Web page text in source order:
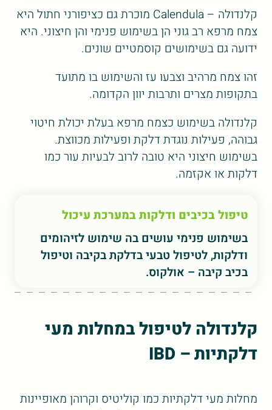
קלנדולה – Calendula מוכרת גם כציפורני חתול היא
צמח מרפא רב גוני הן בשימוש פנימי והן חיצוני. היא
ידועה גם בשימושים קוסמטיים שונים.
זהו צמח מרהיב וצבעו עז והשימוש בו מתועד
בתקופות מצרים ותרבות יוון הקדומה.
קלנדולה בשימוש כצמח מרפא בעלת יכולת חיטוי
גבוהה, פעילות נוגדת דלקת ופעילות מכווצת.
בשימוש חיצוני היא טובה לרוב לבעיות עור כמו
דלקות או אקזמה.
טיפול בכיבים ודלקות במערכת עיכול
בשימוש פנימי עושים בה שימוש לזיהומים
ודלקות, לטיפול טבעי בדלקת בקיבה וטיפול
בכיב קיבה – אולקוס.
קלנדולה לטיפול במחלות מעי
דלקתיות – IBD
מחלות מעי דלקתיות כמו קוליטיס וקרוהן מאופיינות